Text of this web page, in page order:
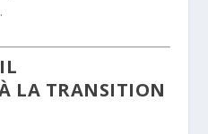
LA TRANSITION